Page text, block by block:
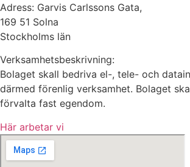
Adress: Garvis Carlssons Gata,
169 51 Solna
Stockholms län
Verksamhetsbeskrivning:
Bolaget skall bedriva el-, tele- och
därmed förenlig verksamhet. Bolaget
förvalta fast egendom.
Här arbetar vi